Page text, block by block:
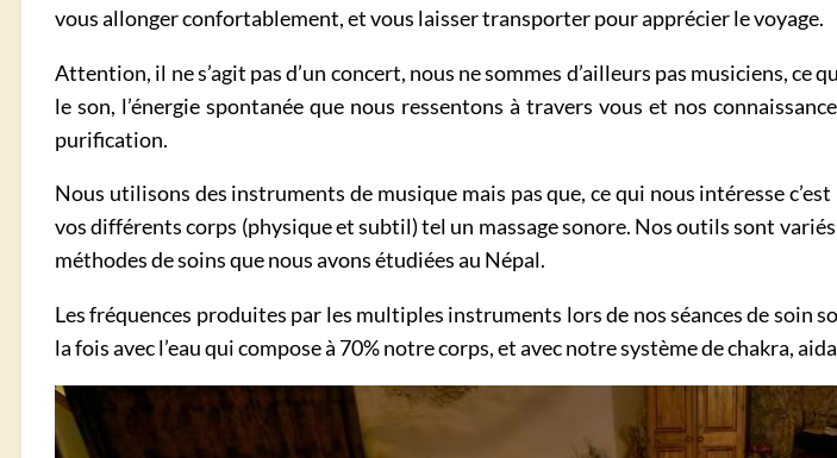
vous allonger confortablement, et vous laisser transporter pour apprécier le voyage.
Attention, il ne s’agit pas d’un concert, nous ne sommes d’ailleurs pas musiciens,
le son, l’énergie spontanée que nous ressentons à travers vous et nos
purification.
Nous utilisons des instruments de musique mais pas que, ce qui nous intéresse
vos différents corps (physique et subtil) tel un massage sonore. Nos outils sont
méthodes de soins que nous avons étudiées au Népal.
Les fréquences produites par les multiples instruments lors de nos séances de soin
la fois avec l’eau qui compose à 70% notre corps, et avec notre système de chakra,